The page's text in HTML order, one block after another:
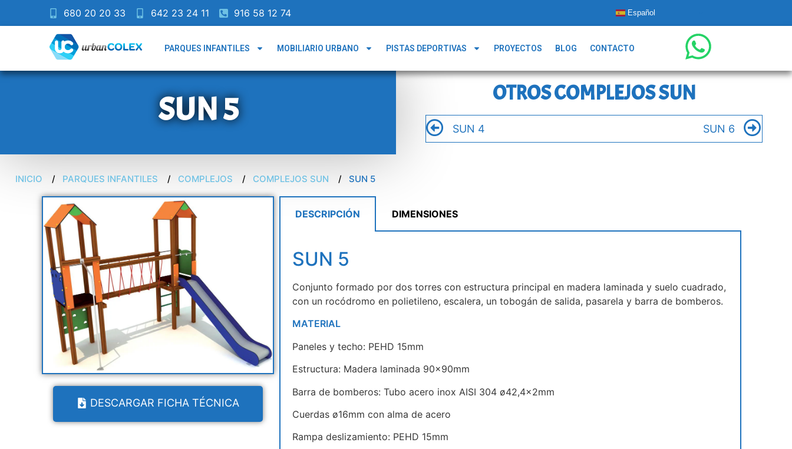
680 20 20 33 642 23 24 11 916 58 12 74 Español
PARQUES INFANTILES MOBILIARIO URBANO PISTAS DEPORTIVAS PROYECTOS BLOG CONTACTO
SUN 5 OTROS COMPLEJOS SUN
SUN 4 SUN 6
INICIO PARQUES INFANTILES COMPLEJOS COMPLEJOS SUN SUN 5
DESCARGAR FICHA TÉCNICA
DESCRIPCIÓN DIMENSIONES
SUN 5
Conjunto formado por dos torres con estructura principal en madera laminada y suelo cuadrado,
con un rocódromo en polietileno, escalera, un tobogán de salida, pasarela y barra de bomberos.
MATERIAL
Paneles y techo: PEHD 15mm
Estructura: Madera laminada 90x90mm
Barra de bomberos: Tubo acero inox AISI 304 ø42,4x2mm
Cuerdas ø16mm con alma de acero
Rampa deslizamiento: PEHD 15mm